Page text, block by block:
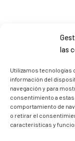
las
Utilizamos tecnologías
información del
navegación y para
consentimiento a
comportamiento de
o retirar el
características y
Sígueme